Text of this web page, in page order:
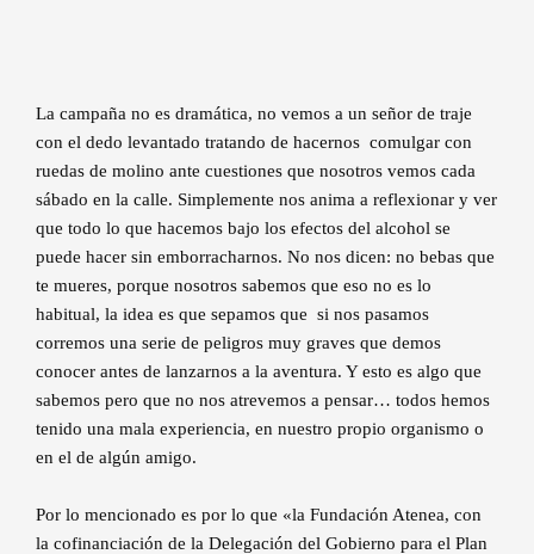
La campaña no es dramática, no vemos a un señor de traje
con el dedo levantado tratando de hacernos comulgar con
ruedas de molino ante cuestiones que nosotros vemos cada
sábado en la calle. Simplemente nos anima a reflexionar y ver
que todo lo que hacemos bajo los efectos del alcohol se
puede hacer sin emborracharnos. No nos dicen: no bebas que
te mueres, porque nosotros sabemos que eso no es lo
habitual, la idea es que sepamos que si nos pasamos
corremos una serie de peligros muy graves que demos
conocer antes de lanzarnos a la aventura. Y esto es algo que
sabemos pero que no nos atrevemos a pensar… todos hemos
tenido una mala experiencia, en nuestro propio organismo o
en el de algún amigo.
Por lo mencionado es por lo que «la Fundación Atenea, con
la cofinanciación de la Delegación del Gobierno para el Plan